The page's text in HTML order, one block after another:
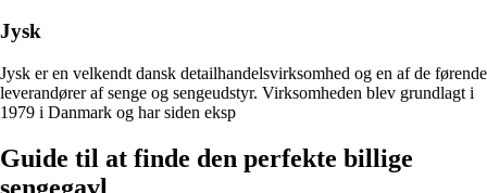
Jysk
Jysk er en velkendt dansk detailhandelsvirksomhed og en af ​​de førende
leverandører af senge og sengeudstyr. Virksomheden blev grundlagt i
1979 i Danmark og har siden eksp
Guide til at finde den perfekte billige